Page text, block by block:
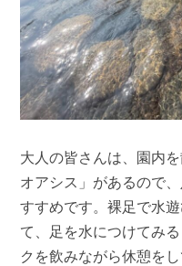
大人の皆さんは、園内
オアシス」があるので
すすめです。裸足で水
て、足を水につけてみ
クを飲みながら休憩を